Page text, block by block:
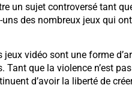
un sujet controversé tant
des nombreux jeux qui
vidéo sont une forme
Tant que la violence n’est
d’avoir la liberté de